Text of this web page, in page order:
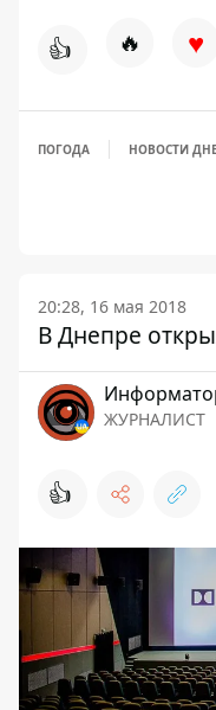
👍 🔥 ♥
ПОГОДА НОВОСТИ
20:28, 16 мая 2018
В Днепре
ЖУРНАЛИСТ
👍